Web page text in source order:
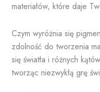
materiałów, które daje
Czym wyróżnia się
zdolność do tworzenia
się światła i różnych
tworząc niezwykłą grę